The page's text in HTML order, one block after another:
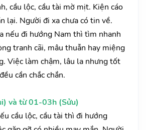
cầu lộc, cầu tài mờ mịt. Kiện cáo
lại. Người đi xa chưa có tin về.
nếu đi hướng Nam thì tìm nhanh
tranh cãi, mâu thuẫn hay miệng
Việc làm chậm, lâu la nhưng tốt
cần chắc chắn.
và từ 01-03h (Sửu)
cầu lộc, cầu tài thì đi hướng